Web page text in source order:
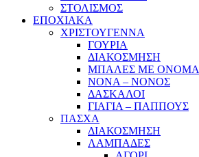
ΣΤΟΛΙΣΜΟΣ
ΕΠΟΧΙΑΚΑ
ΧΡΙΣΤΟΥΓΕΝΝΑ
ΓΟΥΡΙΑ
ΔΙΑΚΟΣΜΗΣΗ
ΜΠΑΛΕΣ ΜΕ ΟΝΟΜΑ
ΝΟΝΑ – ΝΟΝΟΣ
ΔΑΣΚΑΛΟΙ
ΓΙΑΓΙΑ – ΠΑΠΠΟΥΣ
ΠΑΣΧΑ
ΔΙΑΚΟΣΜΗΣΗ
ΛΑΜΠΑΔΕΣ